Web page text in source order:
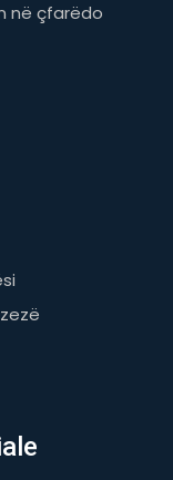
në çfarëdo